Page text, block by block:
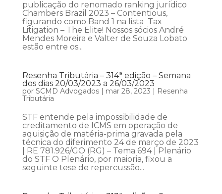
publicação do renomado ranking jurídico
Chambers Brazil 2023 – Contentious,
figurando como Band 1 na lista Tax
Litigation – The Elite! Nossos sócios André
Mendes Moreira e Valter de Souza Lobato
estão entre os...
Resenha Tributária – 314ª edição – Semana
dos dias 20/03/2023 a 26/03/2023
por SCMD Advogados| mar 28, 2023 | Resenha
Tributária
STF entende pela impossibilidade de
creditamento de ICMS em operação de
aquisição de matéria-prima gravada pela
técnica do diferimento 24 de março de 2023
| RE 781.926/GO (RG) – Tema 694 | Plenário
do STF O Plenário, por maioria, fixou a
seguinte tese de repercussão...